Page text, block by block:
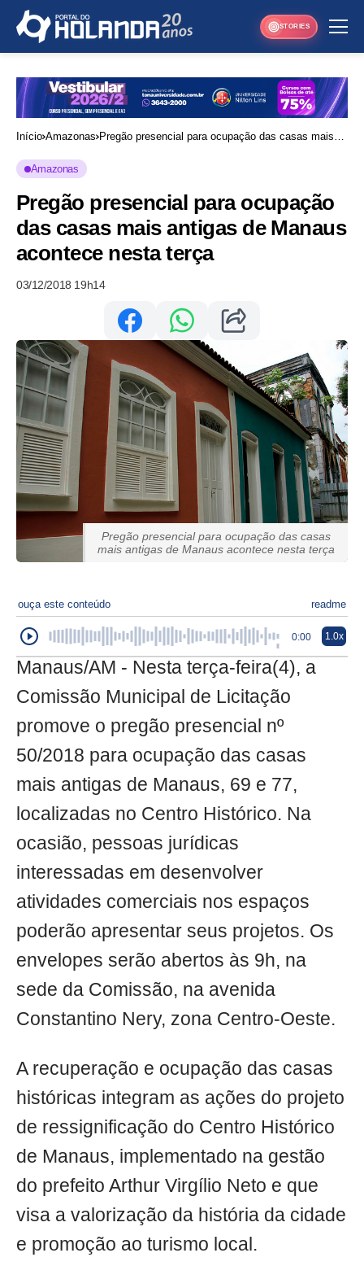
STORIES
Início Amazonas Pregão presencial para ocupação das casas mais
Amazonas
Pregão presencial para ocupação
das casas mais antigas de Manaus
acontece nesta terça
03/12/2018 19h14
Pregão presencial para ocupação das casas
mais antigas de Manaus acontece nesta terça
ouça este conteúdo readme
0:00 1.0x
Manaus/AM - Nesta terça-feira(4), a
Comissão Municipal de Licitação
promove o pregão presencial nº
50/2018 para ocupação das casas
mais antigas de Manaus, 69 e 77,
localizadas no Centro Histórico. Na
ocasião, pessoas jurídicas
interessadas em desenvolver
atividades comerciais nos espaços
poderão apresentar seus projetos. Os
envelopes serão abertos às 9h, na
sede da Comissão, na avenida
Constantino Nery, zona Centro-Oeste.
A recuperação e ocupação das casas
históricas integram as ações do projeto
de ressignificação do Centro Histórico
de Manaus, implementado na gestão
do prefeito Arthur Virgílio Neto e que
visa a valorização da história da cidade
e promoção ao turismo local.